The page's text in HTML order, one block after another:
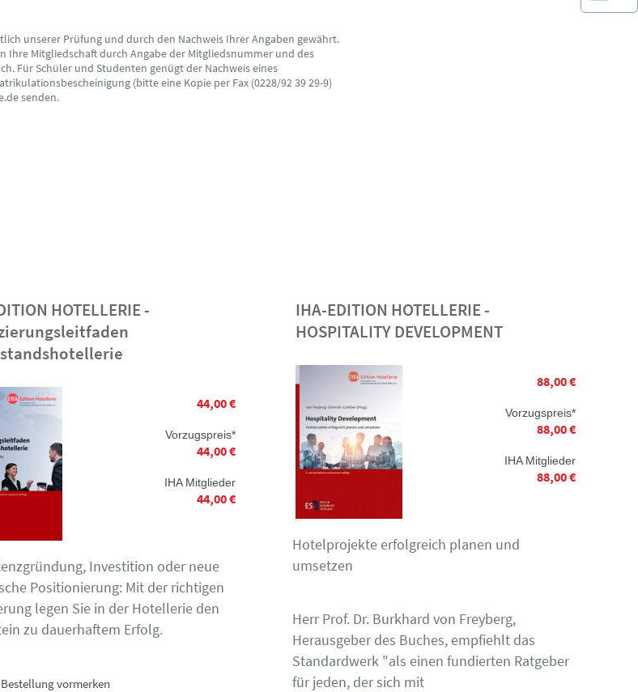
unserer Prüfung und durch den Nachweis Ihrer Angaben gewährt.
Ihre Mitgliedschaft durch Angabe der Mitgliedsnummer und des
Für Schüler und Studenten genügt der Nachweis eines
(bitte eine Kopie per Fax (0228/92 39 29-9)
senden.
HOTELLERIE -
44,00 €
Vorzugspreis*
44,00 €
IHA Mitglieder
44,00 €
Investition oder neue
Positionierung: Mit der richtigen
legen Sie in der Hotellerie den
zu dauerhaftem Erfolg.
vormerken
IHA-EDITION HOTELLERIE -
HOSPITALITY DEVELOPMENT
88,00 €
Vorzugspreis*
88,00 €
IHA Mitglieder
88,00 €
Hotelprojekte erfolgreich planen und
umsetzen
Herr Prof. Dr. Burkhard von Freyberg,
Herausgeber des Buches, empfiehlt das
Standardwerk "als einen fundierten Ratgeber
für jeden, der sich mit